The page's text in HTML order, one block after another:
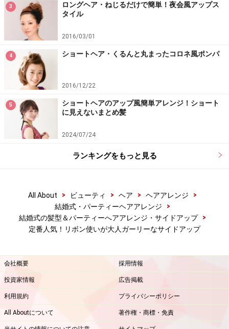
3
ロングヘア・ねじるだけで簡単！夜会風アップス
タイル
2016/03/01
4 ショートヘア・くるんと丸まったコロネ風ポンパ
2016/12/22
5
ショートヘアのアップ風簡単アレンジ！ショート
に見えないまとめ髪
2024/07/24
ランキングをもっと見る
All About > ビューティ > ヘア > ヘアアレンジ
>
結婚式・パーティーヘアアレンジ
>
結婚式の髪型＆パーティーへアアレンジ・サイドアップ
>
定番人気！リボン使いが大人ガーリーなサイドアップ
会社概要 採用情報
投資家情報 広告掲載
利用規約 プライバシーポリシー
All Aboutについて 著作権・商標・免責